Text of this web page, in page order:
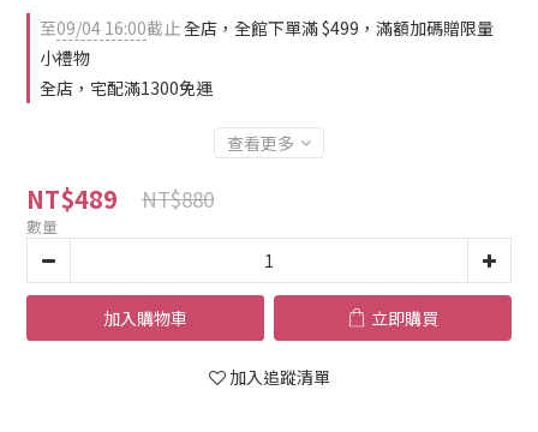
至09/04 16:00截止全店，全館下單滿 $499，滿額加碼贈限量
小禮物
全店，宅配滿1300免運
查看更多
NT$489 NT$880
數量
加入購物車 立即購買
加入追蹤清單